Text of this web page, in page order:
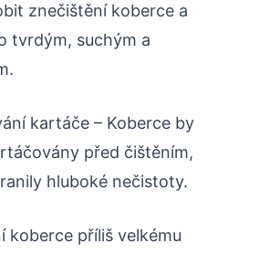
znečištění koberce a
tvrdým, suchým a
kartáče – Koberce by
před čištěním,
hluboké nečistoty.
koberce příliš velkému